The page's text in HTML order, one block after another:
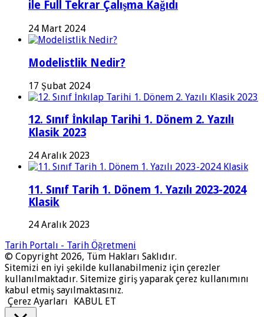
ile Full Tekrar Çalışma Kağıdı
24 Mart 2024
Modelistlik Nedir?
17 Şubat 2024
12. Sınıf İnkılap Tarihi 1. Dönem 2. Yazılı
Klasik 2023
24 Aralık 2023
11. Sınıf Tarih 1. Dönem 1. Yazılı 2023-2024
Klasik
24 Aralık 2023
Tarih Portalı - Tarih Öğretmeni
© Copyright 2026, Tüm Hakları Saklıdır.
Sitemizi en iyi şekilde kullanabilmeniz için çerezler
kullanılmaktadır. Sitemize giriş yaparak çerez kullanımını
kabul etmiş sayılmaktasınız.
Çerez Ayarları
KABUL ET